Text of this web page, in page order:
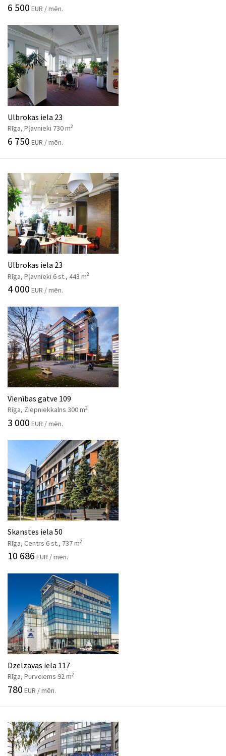
6 500 EUR / mēn.
Ulbrokas iela 23
Rīga, Pļavnieki 730 m2
6 750 EUR / mēn.
Ulbrokas iela 23
Rīga, Pļavnieki 6 st., 443 m2
4 000 EUR / mēn.
Vienības gatve 109
Rīga, Ziepniekkalns 300 m2
3 000 EUR / mēn.
Skanstes iela 50
Rīga, Centrs 6 st., 737 m2
10 686 EUR / mēn.
Dzelzavas iela 117
Rīga, Purvciems 92 m2
780 EUR / mēn.